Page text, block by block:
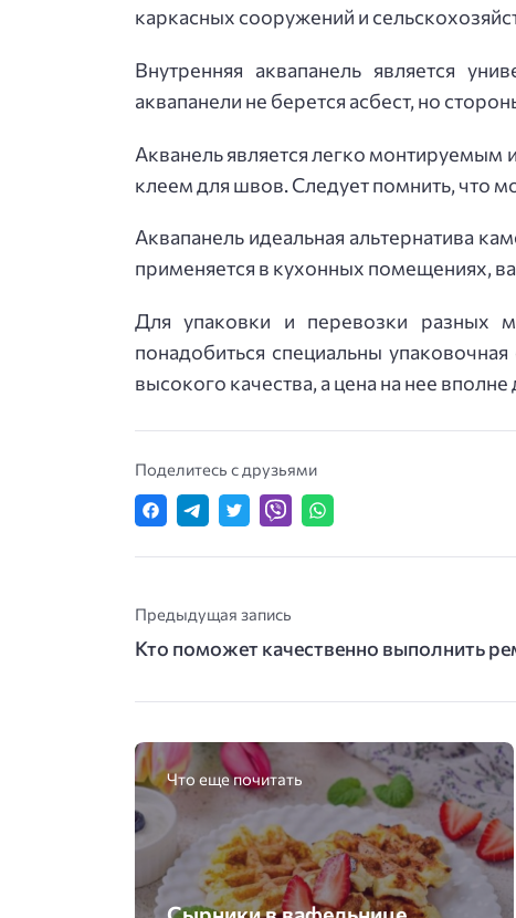
каркасных сооружений и
Внутренняя аквапанель является
аквапанели не берется асбест, но
Акванель является легко монтируемым
клеем для швов. Следует помнить, что
Аквапанель идеальная альтернатива
применяется в кухонных помещениях,
Для упаковки и перевозки разных
понадобиться специальны
высокого качества, а цена на нее
Поделитесь с друзьями
Предыдущая запись
Кто поможет качественно выполнить
Что еще почитать